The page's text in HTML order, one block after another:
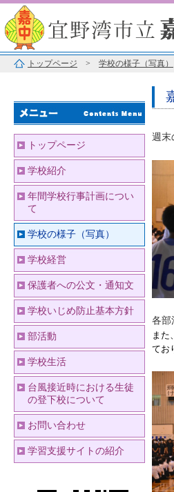
トップページ > 学校の様子（写真）
週末
各部
また
てお
トップページ
学校紹介
年間学校行事計画につい
て
学校の様子（写真）
学校経営
保護者への公文・通知文
学校いじめ防止基本方針
部活動
学校生活
台風接近時における生徒
の登下校について
お問い合わせ
学習支援サイトの紹介